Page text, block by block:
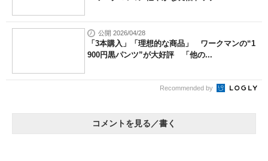
公開 2026/04/28
「3本購入」「理想的な商品」 ワークマンの“1
900円黒パンツ”が大好評 「他の...
Recommended by
コメントを見る／書く